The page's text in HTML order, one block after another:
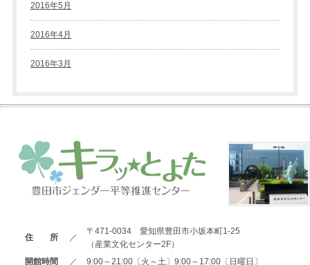
2016年5月
2016年4月
2016年3月
住 所 ／
〒471-0034 愛知県豊田市小坂本町1-25
（産業文化センター2F）
開館時間
／ 9:00～21:00〔火～土〕9:00～17:00〔日曜日〕